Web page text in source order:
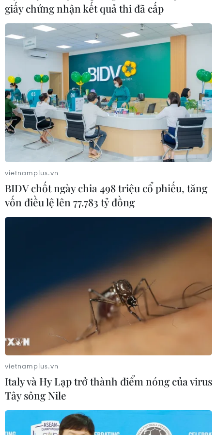
Cộng đồng người Việt ở Campuchia đón
chào Xuân Mậu Tuất
07/02/2018 02:29
Hòa chung không khí của cả nước và cộng đồng người
Việt khắp nơi trên thế giới, tối 6/2, Đại sứ quán Việt
Nam tại Campuchia đã long trọng tổ chức lễ tất niên,
đón chào Xuân Mậu Tuất 2018.
giấy chứng nhận kết quả thi đã cấp
vietnamplus.vn
BIDV chốt ngày chia 498 triệu cổ phiếu, tăng
vốn điều lệ lên 77.783 tỷ đồng
vietnamplus.vn
Italy và Hy Lạp trở thành điểm nóng của virus
Tây sông Nile